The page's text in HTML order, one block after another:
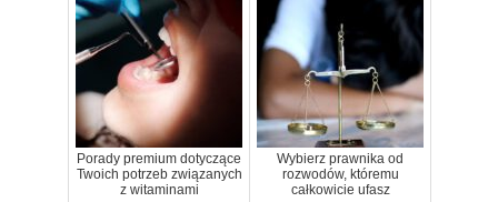
Porady premium dotyczące
Twoich potrzeb związanych
z witaminami
Wybierz prawnika od
rozwodów, któremu
całkowicie ufasz